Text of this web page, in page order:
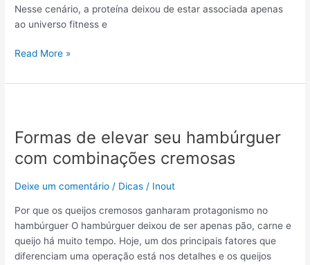
Nesse cenário, a proteína deixou de estar associada apenas
ao universo fitness e
Read More »
Formas de elevar seu hambúrguer
com combinações cremosas
Deixe um comentário / Dicas / Inout
Por que os queijos cremosos ganharam protagonismo no
hambúrguer O hambúrguer deixou de ser apenas pão, carne e
queijo há muito tempo. Hoje, um dos principais fatores que
diferenciam uma operação está nos detalhes e os queijos
elevar
hambúrguer
com
cremosas